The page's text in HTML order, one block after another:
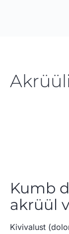
Kumb
akrüül
Kivivalust